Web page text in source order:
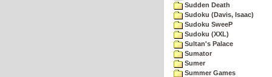
Sudden Death
Sudoku (Davis, Isaac)
Sudoku SweeP
Sudoku (XXL)
Sultan's Palace
Sumator
Sumer
Summer Games